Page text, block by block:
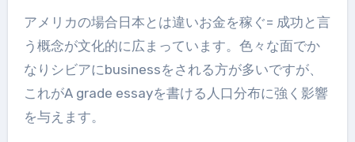
アメリカの場合日本とは違いお金を稼ぐ= 成功と言
う概念が文化的に広まっています。色々な面でか
なりシビアにbusinessをされる方が多いですが、
これがA grade essayを書ける人口分布に強く影響
を与えます。